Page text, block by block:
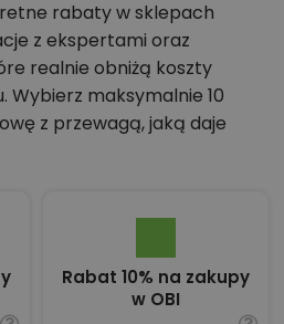
rabaty w sklepach
z ekspertami oraz
realnie obniżą koszty
Wybierz maksymalnie 10
z przewagą, jaką daje
Rabat 10% na zakupy
w OBI